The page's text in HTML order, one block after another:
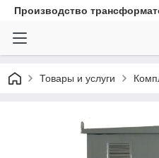
Производство
Товары и услуги